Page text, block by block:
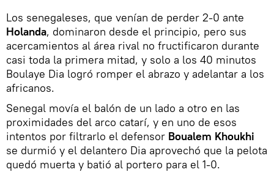
Los senegaleses, que venían de perder 2-0 ante
Holanda, dominaron desde el principio, pero sus
acercamientos al área rival no fructificaron durante
casi toda la primera mitad, y solo a los 40 minutos
Boulaye Dia logró romper el abrazo y adelantar a los
africanos.
Senegal movía el balón de un lado a otro en las
proximidades del arco catarí, y en uno de esos
intentos por filtrarlo el defensor Boualem Khoukhi
se durmió y el delantero Dia aprovechó que la pelota
quedó muerta y batió al portero para el 1-0.